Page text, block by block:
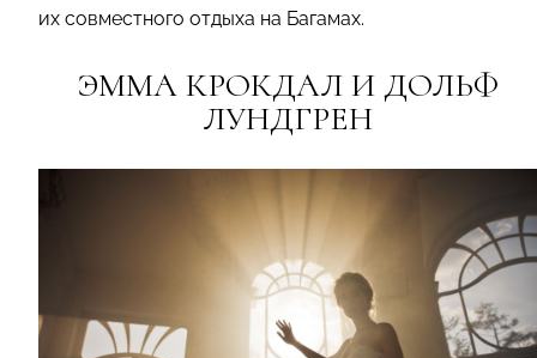
их совместного отдыха на Багамах.
ЭММА КРОКДАЛ И ДОЛЬФ
ЛУНДГРЕН